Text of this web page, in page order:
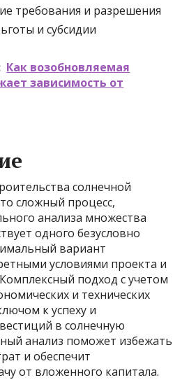
требования и разрешения
и субсидии
Как возобновляемая
зависимость от
солнечной
сложный процесс,
анализа множества
одного безусловно
вариант
условиями проекта и
подход с учетом
и технических
к успеху и
в солнечную
анализ поможет избежать
и обеспечит
от вложенного капитала.